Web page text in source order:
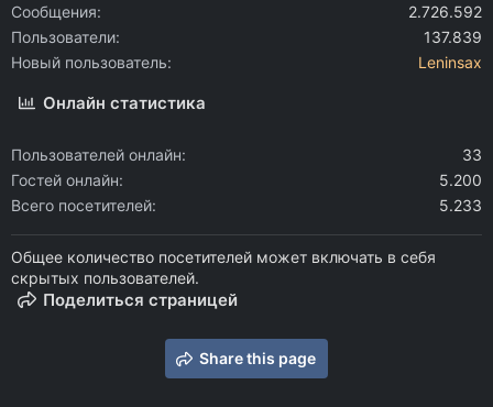
Сообщения
2.726.592
Пользователи
137.839
Новый пользователь
Leninsax
Онлайн статистика
Пользователей онлайн
33
Гостей онлайн
5.200
Всего посетителей
5.233
Общее количество посетителей может включать в себя
скрытых пользователей.
Поделиться страницей
Share this page